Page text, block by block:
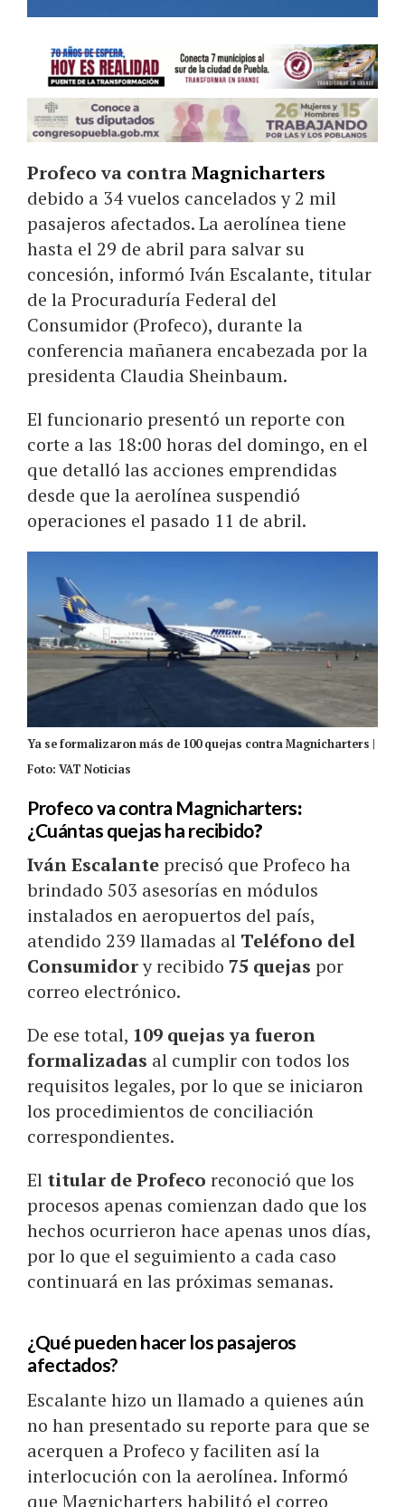
Profeco va contraMagnicharters
debido a 34 vuelos cancelados y 2 mil
pasajeros afectados. La aerolínea tiene
hasta el 29 de abril para salvar su
concesión, informó Iván Escalante, titular
de la Procuraduría Federal del
Consumidor (Profeco), durante la
conferencia mañanera encabezada por la
presidenta Claudia Sheinbaum.
El funcionario presentó un reporte con
corte a las 18:00 horas del domingo, en el
que detalló las acciones emprendidas
desde que la aerolínea suspendió
operaciones el pasado 11 de abril.
Ya se formalizaron más de 100 quejas contra Magnicharters |
Foto: VAT Noticias
Profeco va contra Magnicharters:
¿Cuántas quejas ha recibido?
Iván Escalanteprecisó que Profeco ha
brindado 503 asesorías en módulos
instalados en aeropuertos del país,
atendido 239 llamadas al Teléfono del
Consumidory recibido 75 quejas por
correo electrónico.
De ese total, 109 quejas ya fueron
formalizadas al cumplir con todos los
requisitos legales, por lo que se iniciaron
los procedimientos de conciliación
correspondientes.
El titular de Profeco reconoció que los
procesos apenas comienzan dado que los
hechos ocurrieron hace apenas unos días,
por lo que el seguimiento a cada caso
continuará en las próximas semanas.
¿Qué pueden hacer los pasajeros
afectados?
Escalante hizo un llamado a quienes aún
no han presentado su reporte para que se
acerquen a Profeco y faciliten así la
interlocución con la aerolínea. Informó
que Magnicharters habilitó el correo